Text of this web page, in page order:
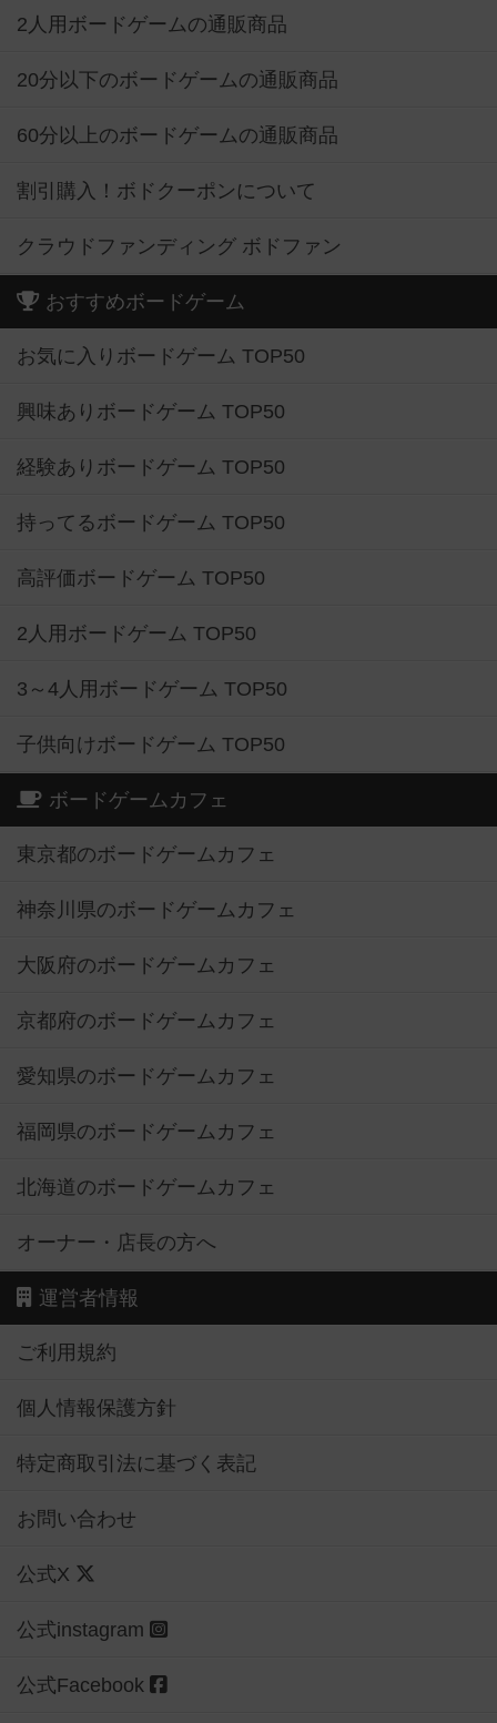
2人用ボードゲームの通販商品
20分以下のボードゲームの通販商品
60分以上のボードゲームの通販商品
割引購入！ボドクーポンについて
クラウドファンディング ボドファン
おすすめボードゲーム
お気に入りボードゲーム TOP50
興味ありボードゲーム TOP50
経験ありボードゲーム TOP50
持ってるボードゲーム TOP50
高評価ボードゲーム TOP50
2人用ボードゲーム TOP50
3～4人用ボードゲーム TOP50
子供向けボードゲーム TOP50
ボードゲームカフェ
東京都のボードゲームカフェ
神奈川県のボードゲームカフェ
大阪府のボードゲームカフェ
京都府のボードゲームカフェ
愛知県のボードゲームカフェ
福岡県のボードゲームカフェ
北海道のボードゲームカフェ
オーナー・店長の方へ
運営者情報
ご利用規約
個人情報保護方針
特定商取引法に基づく表記
お問い合わせ
公式X
公式instagram
公式Facebook